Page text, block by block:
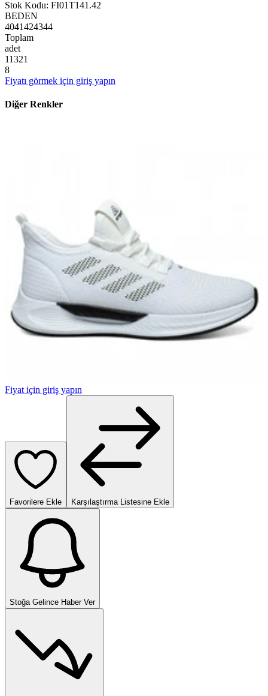
Stok Kodu: FI01T141.42
BEDEN
4041424344
Toplam
adet
11321
8
Fiyatı görmek için giriş yapın
Diğer Renkler
Fiyat için giriş yapın
Favorilere Ekle Karşılaştırma Listesine Ekle
Stoğa Gelince Haber Ver